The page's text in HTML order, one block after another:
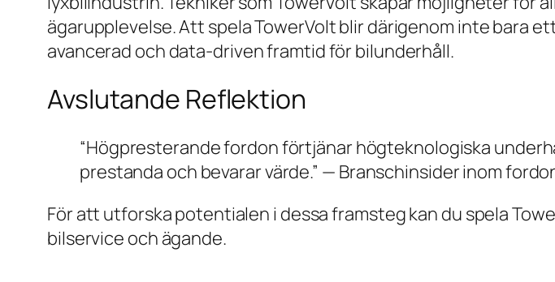
ägarupplevelse. Att spela TowerVolt blir därigenom inte bara
avancerad och data-driven framtid för bilunderhåll.
Avslutande Reflektion
“Högpresterande fordon förtjänar högteknologiska
prestanda och bevarar värde.” — Branschinsider inom
För att utforska potentialen i dessa framsteg kan du spela
bilservice och ägande.